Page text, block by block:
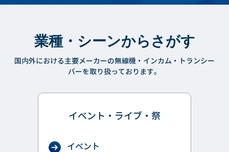
業種・シーンからさがす
国内外における主要メーカーの無線機・インカム・トランシー
バーを取り扱っております。
イベント・ライブ・祭
イベント